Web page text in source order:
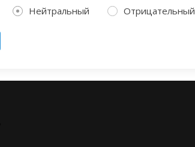
Нейтральный Отрицательный